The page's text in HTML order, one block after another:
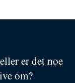
er det noe
om?